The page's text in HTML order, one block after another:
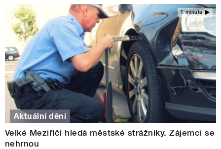
1 minuta
Aktuální dění
Velké Meziříčí hledá městské strážníky. Zájemci se
nehrnou